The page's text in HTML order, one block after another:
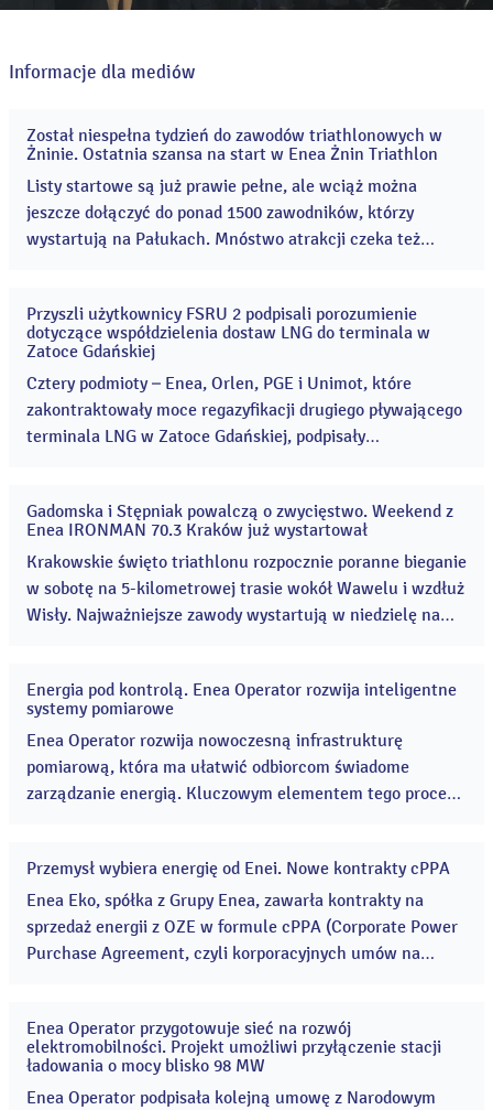
Informacje dla mediów
04
sie
Został niespełna tydzień do zawodów triathlonowych w
Żninie. Ostatnia szansa na start w Enea Żnin Triathlon
Listy startowe są już prawie pełne, ale wciąż można
jeszcze dołączyć do ponad 1500 zawodników, którzy
wystartują na Pałukach. Mnóstwo atrakcji czeka też
sportowe, które co roku przyciągają coraz więcej
uczestników i kibiców. ...
Przyszli użytkownicy FSRU 2 podpisali porozumienie
dotyczące współdzielenia dostaw LNG do terminala w
Zatoce Gdańskiej
Cztery podmioty – Enea, Orlen, PGE i Unimot, które
zakontraktowały moce regazyfikacji drugiego pływającego
terminala LNG w Zatoce Gdańskiej, podpisały
31
2026
Gadomska i Stępniak powalczą o zwycięstwo. Weekend z
Enea IRONMAN 70.3 Kraków już wystartował
Krakowskie święto triathlonu rozpocznie poranne bieganie
w sobotę na 5-kilometrowej trasie wokół Wawelu i wzdłuż
Wisły. Najważniejsze zawody wystartują w niedzielę na
29
Energia pod kontrolą. Enea Operator rozwija inteligentne
systemy pomiarowe
Enea Operator rozwija nowoczesną infrastrukturę
pomiarową, która ma ułatwić odbiorcom świadome
zarządzanie energią. Kluczowym elementem tego procesu
o zużyciu energii do operatora sieci. ...
29
2026
Przemysł wybiera energię od Enei. Nowe kontrakty cPPA
Enea Eko, spółka z Grupy Enea, zawarła kontrakty na
sprzedaż energii z OZE w formule cPPA (Corporate Power
Purchase Agreement, czyli korporacyjnych umów na
27
lip
Enea Operator przygotowuje sieć na rozwój
elektromobilności. Projekt umożliwi przyłączenie stacji
ładowania o mocy blisko 98 MW
Enea Operator podpisała kolejną umowę z Narodowym